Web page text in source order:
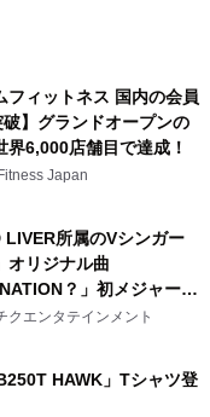
フィットネス 国内の会員
】グランドオープンの
界6,000店舗目で達成！
Japan
LIVER所属のVシンガー
オリジナル曲
？」初メジャー配
定！
クエンタテインメント
HAWK」Tシャツ登